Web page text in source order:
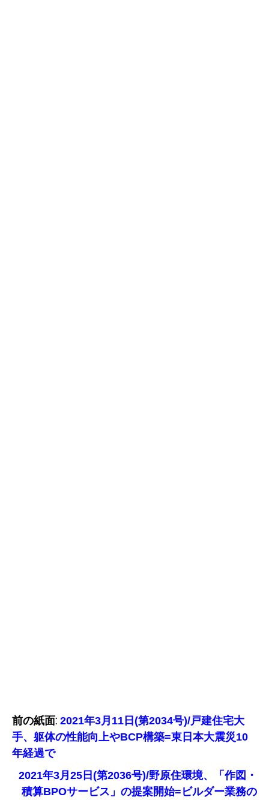
前の紙面: 2021年3月11日(第2034号)/戸建住宅大
手、躯体の性能向上やBCP構築=東日本大震災10
年経過で
2021年3月25日(第2036号)/野原住環境、「作図・
積算BPOサービス」の提案開始=ビルダー業務の